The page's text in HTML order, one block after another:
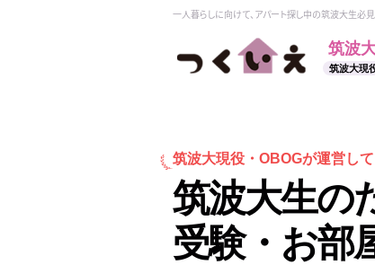
一人暮らしに向けて、アパート探し中の筑波大生必
筑波
筑波大現
筑波大現役・ OBOGが運営して
筑波大生の
受験・お部